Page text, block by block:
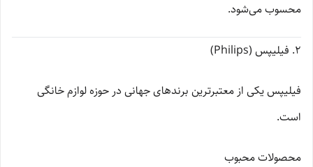
محسوب می‌شود.
2. فیلیپس (Philips)
فیلیپس یکی از معتبرترین برندهای جهانی در حوزه لوازم خانگی
است.
محصولات محبوب